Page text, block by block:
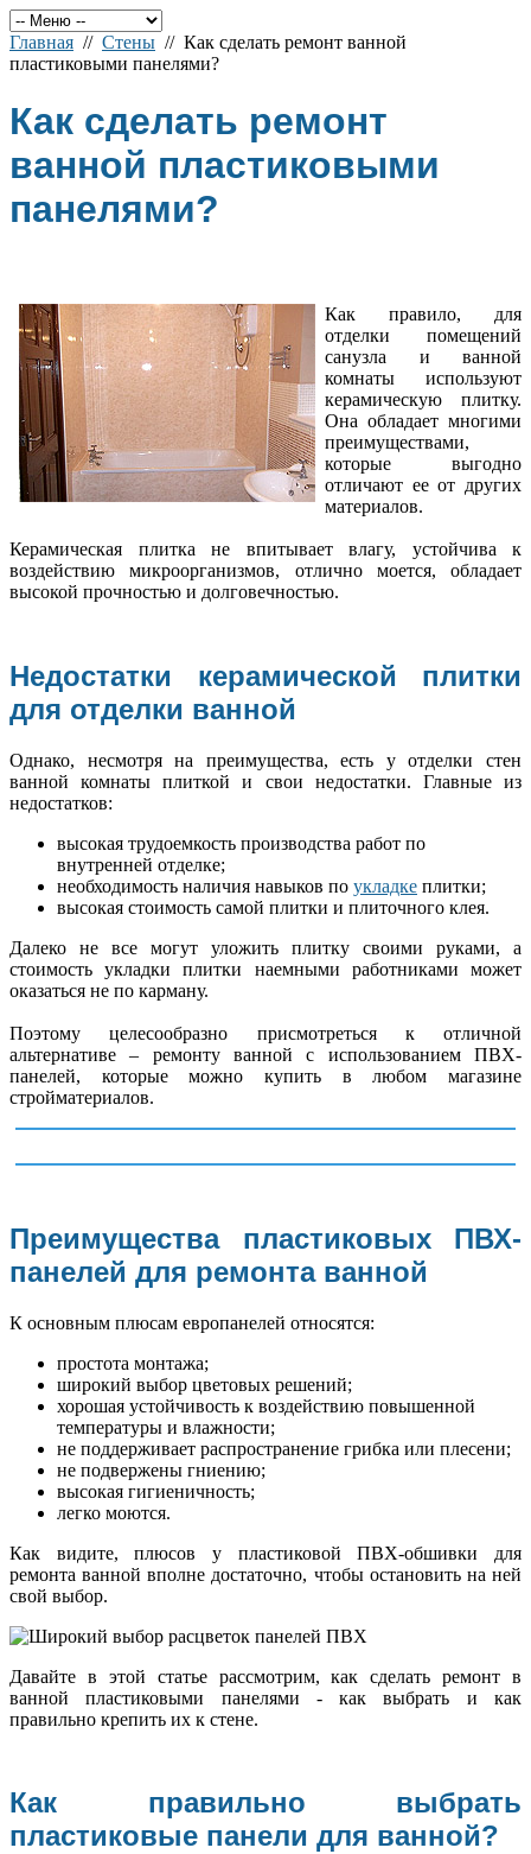
Главная // Стены // Как сделать ремонт ванной
пластиковыми панелями?
Как сделать ремонт
ванной пластиковыми
панелями?
Как правило, для
отделки помещений
санузла и ванной
комнаты используют
керамическую плитку.
Она обладает многими
преимуществами,
которые выгодно
отличают ее от других
материалов.
Керамическая плитка не впитывает влагу, устойчива к
воздействию микроорганизмов, отлично моется, обладает
высокой прочностью и долговечностью.
Недостатки керамической плитки
для отделки ванной
Однако, несмотря на преимущества, есть у отделки стен
ванной комнаты плиткой и свои недостатки. Главные из
недостатков:
высокая трудоемкость производства работ по
внутренней отделке;
необходимость наличия навыков по укладке плитки;
высокая стоимость самой плитки и плиточного клея.
Далеко не все могут уложить плитку своими руками, а
стоимость укладки плитки наемными работниками может
оказаться не по карману.
Поэтому целесообразно присмотреться к отличной
альтернативе – ремонту ванной с использованием ПВХ-
панелей, которые можно купить в любом магазине
стройматериалов.
Преимущества пластиковых ПВХ-
панелей для ремонта ванной
К основным плюсам европанелей относятся:
простота монтажа;
широкий выбор цветовых решений;
хорошая устойчивость к воздействию повышенной
температуры и влажности;
не поддерживает распространение грибка или плесени;
не подвержены гниению;
высокая гигиеничность;
легко моются.
Как видите, плюсов у пластиковой ПВХ-обшивки для
ремонта ванной вполне достаточно, чтобы остановить на ней
свой выбор.
Давайте в этой статье рассмотрим, как сделать ремонт в
ванной пластиковыми панелями - как выбрать и как
правильно крепить их к стене.
Как правильно выбрать
пластиковые панели для ванной?